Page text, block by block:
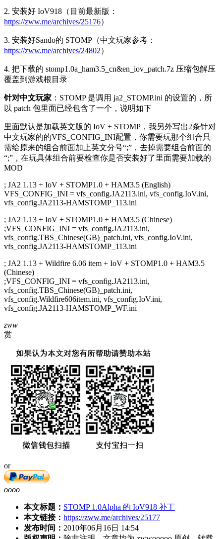
2. 安装好 IoV918（目前最新版：
https://zww.me/archives/25176）
3. 安装好Sando的 STOMP（中文玩家参考：
https://zww.me/archives/24802）
4. 把下载的 stomp1.0a_ham3.5_cn&en_iov_patch.7z 压缩包解压
覆盖到游戏根目录
针对中文玩家 ：STOMP 是调用 ja2_STOMP.ini 的设置的，所
以 patch 包里面已经包含了一个，说明如下
里面默认是加载英文版的 IoV + STOMP，我另外写出2条针对
中文玩家的的VFS_CONFIG_INI配置，你需要玩那个组合只
需给原来的组合前面加上英文分号“;”，去掉需要组合前面的
“;”，在玩具体组合前要检查你是否安装好了里面需要加载的
MOD
; JA2 1.13 + IoV + STOMP1.0 + HAM3.5 (English)
VFS_CONFIG_INI = vfs_config.JA2113.ini, vfs_config.IoV.ini,
vfs_config.JA2113-HAMSTOMP_113.ini
; JA2 1.13 + IoV + STOMP1.0 + HAM3.5 (Chinese)
;VFS_CONFIG_INI = vfs_config.JA2113.ini,
vfs_config.TBS_Chinese(GB)_patch.ini, vfs_config.IoV.ini,
vfs_config.JA2113-HAMSTOMP_113.ini
; JA2 1.13 + Wildfire 6.06 item + IoV + STOMP1.0 + HAM3.5
(Chinese)
;VFS_CONFIG_INI = vfs_config.JA2113.ini,
vfs_config.TBS_Chinese(GB)_patch.ini,
vfs_config.Wildfire606item.ini, vfs_config.IoV.ini,
vfs_config.JA2113-HAMSTOMP_WF.ini
zww
赏
or
oooo
本文标题： STOMP 1.0Alpha 的 IoV918 补丁
本文链接： https://zww.me/archives/25177
发布时间： 2010年06月16日 14:54